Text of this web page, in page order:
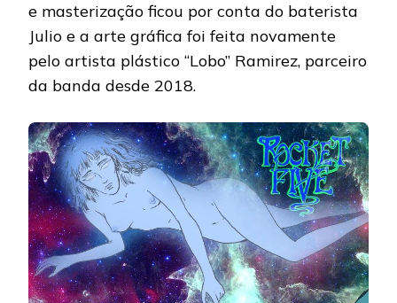
e masterização ficou por conta do baterista
Julio e a arte gráfica foi feita novamente
pelo artista plástico “Lobo” Ramirez, parceiro
da banda desde 2018.